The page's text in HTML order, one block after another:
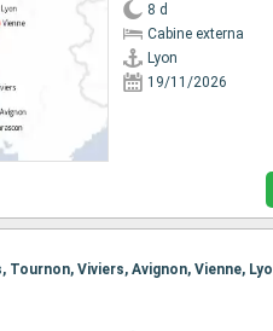
8 d
Cabine externa
Lyon
19/11/2026